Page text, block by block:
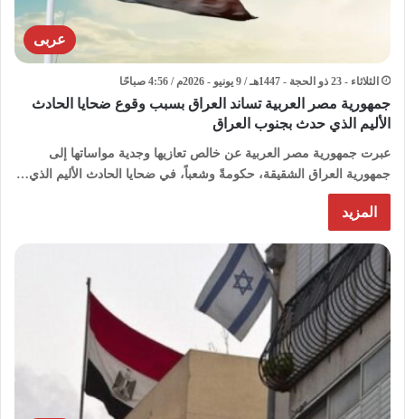
عربى
الثلاثاء - 23 ذو الحجة - 1447هـ / 9 يونيو - 2026م / 4:56 صباحًا
جمهورية مصر العربية تساند العراق بسبب وقوع ضحايا الحادث
الأليم الذي حدث بجنوب العراق
عبرت جمهورية مصر العربية عن خالص تعازيها وجدية مواساتها إلى
جمهورية العراق الشقيقة، حكومةً وشعباً، في ضحايا الحادث الأليم الذي…
المزيد